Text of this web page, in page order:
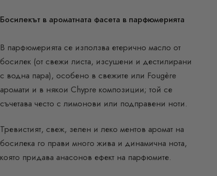
Босилекът в ароматната фасета в парфюмерията
В парфюмерията се използва етерично масло от
босилек (от свежи листа, изсушени и дестилирани
с водна пара), особено в свежите или Fougère
аромати и в някои Chypre композиции; той се
съчетава често с лимонови или подправени ноти.
Тревистият, свеж, зелен и леко ментов аромат на
босилека го прави много жива и динамична нота,
която придава анасонов ефект на парфюмите.